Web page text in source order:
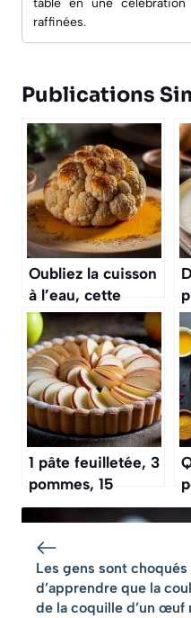
table en une
raffinées.
Publications
Oubliez la cuisson
à l’eau, cette
méthode pour le
chou-fleur rôti
entier va devenir
votre nouvelle
obsession
1 pâte feuilletée, 3
pommes, 15
minutes : le
goûter d’automne
express qui met
tout le monde
d’accord
?
Les gens sont choqués
d’apprendre que la
de la coquille d’un œuf